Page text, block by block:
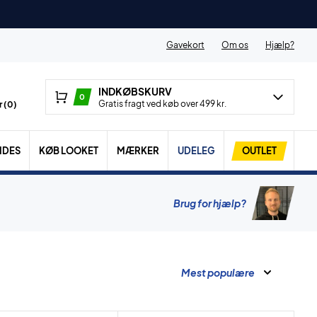
Gavekort Om os Hjælp?
(0)
0 INDKØBSKURV
Gratis fragt ved køb over 499 kr.
KØB LOOKET MÆRKER UDELEG OUTLET
Brug for hjælp?
Mest populære